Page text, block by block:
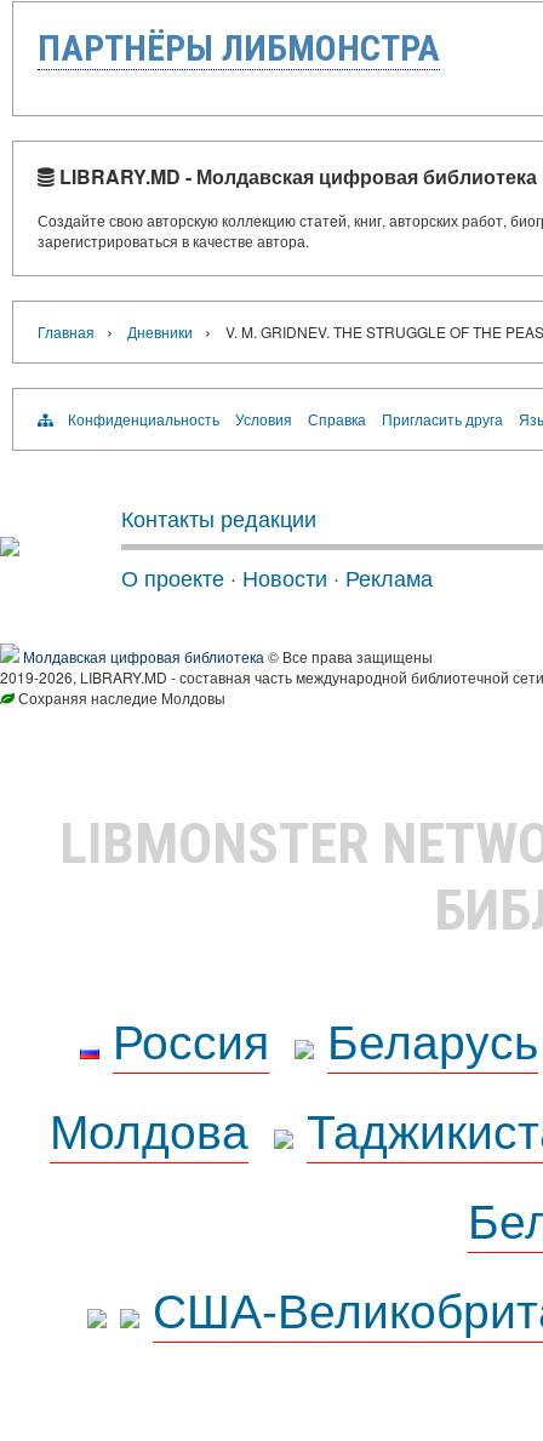
ПАРТНЁРЫ ЛИБМОНСТРА
LIBRARY.MD - Молдавская цифровая библиотека
Создайте свою авторскую коллекцию статей, книг, авторских работ,
зарегистрироваться в качестве автора.
Главная › Дневники › V. M. GRIDNEV. THE STRUGGLE OF THE
Конфиденциальность Условия Справка Пригласить друга
Контакты редакции
О проекте · Новости · Реклама
Молдавская цифровая библиотека © Все права защищены
2019-2026, LIBRARY.MD - составная часть международной библиотечной
Сохраняя наследие Молдовы
LIBMONSTER
Россия
Беларусь
Молдова
США-